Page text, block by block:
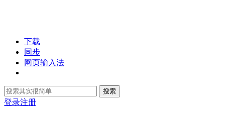
下载
同步
网页输入法
搜索
登录注册